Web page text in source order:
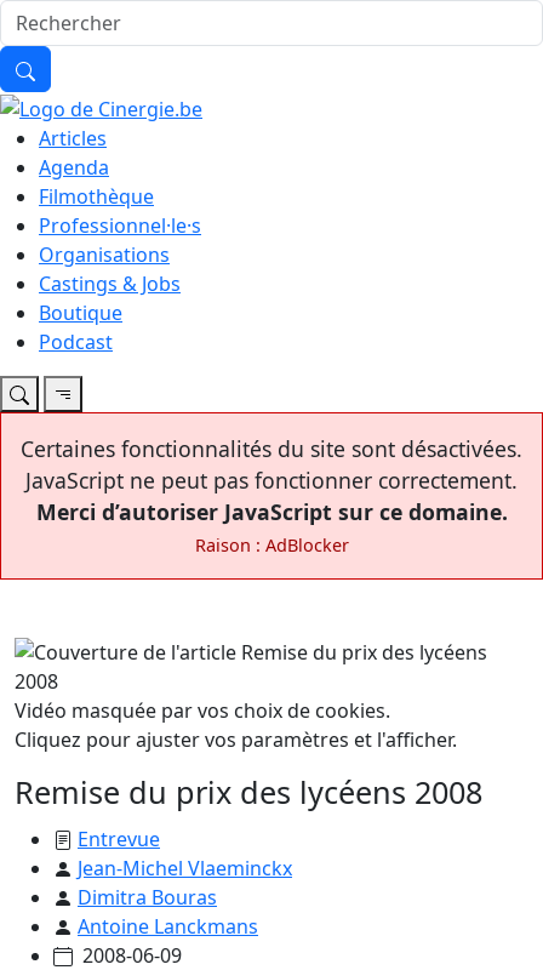
Articles
Agenda
Filmothèque
Professionnel·le·s
Organisations
Castings & Jobs
Boutique
Podcast
Certaines fonctionnalités du site sont désactivées.
JavaScript ne peut pas fonctionner correctement.
Merci d’autoriser JavaScript sur ce domaine.
Raison : AdBlocker
Vidéo masquée par vos choix de cookies.
Cliquez pour ajuster vos paramètres et l'afficher.
Remise du prix des lycéens 2008
Entrevue
Jean-Michel Vlaeminckx
Dimitra Bouras
Antoine Lanckmans
2008-06-09